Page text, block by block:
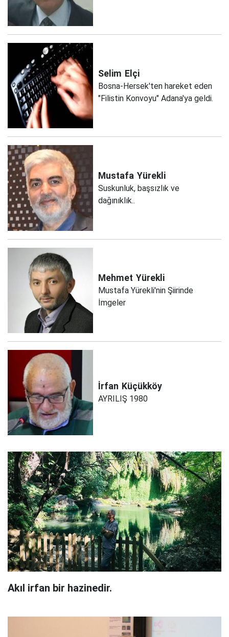
Selim Elçi
Bosna-Hersek'ten hareket eden
"Filistin Konvoyu" Adana'ya geldi.
Mustafa Yürekli
Suskunluk, başsızlık ve
dağınıklık..
Mehmet Yürekli
Mustafa Yürekli'nin Şiirinde
İmgeler
İrfan Küçükköy
AYRILIŞ 1980
Akıl irfan bir hazinedir.